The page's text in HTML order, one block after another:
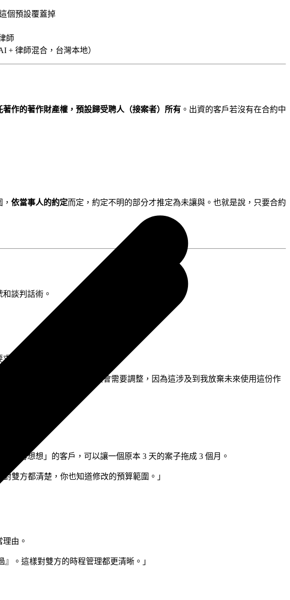
個預設覆蓋掉
師
+ 律師混合，台灣本地）
著作的著作財產權，預設歸受聘人（接案者）所有 。出資的客戶若沒有在合約中
依當事人的約定而定，約定不明的部分才推定為未讓與。也就是說，只要合約
談判話術。
）。
完整的 IP 讓渡，我的報價會需要調整，因為這涉及到我放棄未來使用這份作
我再想想」的客戶，可以讓一個原本 3 天的案子拖成 3 個月。
雙方都清楚，你也知道修改的預算範圍。」
由。
。這樣對雙方的時程管理都更清晰。」